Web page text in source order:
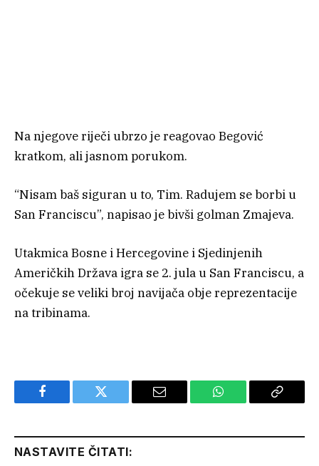
Na njegove riječi ubrzo je reagovao Begović
kratkom, ali jasnom porukom.
“Nisam baš siguran u to, Tim. Radujem se borbi u
San Franciscu”, napisao je bivši golman Zmajeva.
Utakmica Bosne i Hercegovine i Sjedinjenih
Američkih Država igra se 2. jula u San Franciscu, a
očekuje se veliki broj navijača obje reprezentacije
na tribinama.
Facebook Twitter Email WhatsApp Copy
NASTAVITE ČITATI: